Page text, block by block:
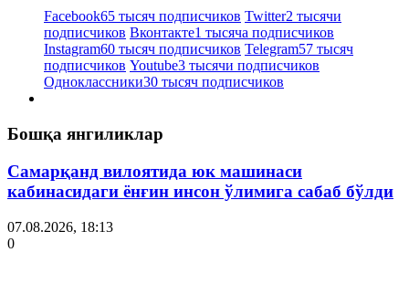
Facebook65 тысяч подписчиков Twitter2 тысячи
подписчиков Вконтакте1 тысяча подписчиков
Instagram60 тысяч подписчиков Telegram57 тысяч
подписчиков Youtube3 тысячи подписчиков
Одноклассники30 тысяч подписчиков
Бошқа янгиликлар
Самарқанд вилоятида юк машинаси
кабинасидаги ёнғин инсон ўлимига сабаб бўлди
07.08.2026, 18:13
0